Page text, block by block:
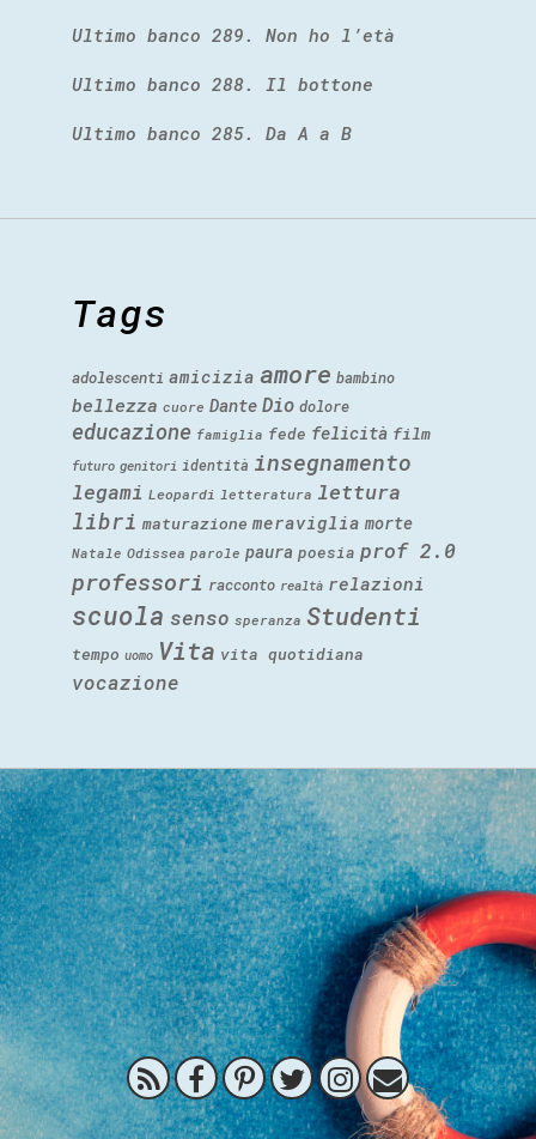
Ultimo banco 289. Non ho l’età
Ultimo banco 288. Il bottone
Ultimo banco 285. Da A a B
Tags
adolescenti amicizia amore bambino
bellezza cuore Dante Dio dolore
educazione famiglia fede felicità film
futuro genitori identità insegnamento
legami Leopardi letteratura lettura
libri maturazione meraviglia morte
Natale Odissea parole paura poesia prof 2.0
professori racconto realtà relazioni
scuola senso speranza Studenti
tempo uomo Vita vita quotidiana
vocazione